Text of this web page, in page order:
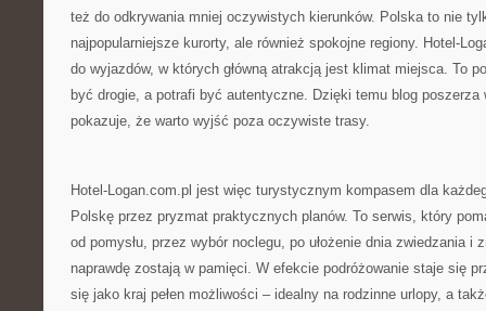
też do odkrywania mniej oczywistych kierunków. Polska to nie
najpopularniejsze kurorty, ale również spokojne regiony. Hotel-
do wyjazdów, w których główną atrakcją jest klimat miejsca. To
być drogie, a potrafi być autentyczne. Dzięki temu blog
pokazuje, że warto wyjść poza oczywiste trasy.
Hotel-Logan.com.pl jest więc turystycznym kompasem dla
Polskę przez pryzmat praktycznych planów. To serwis, który
od pomysłu, przez wybór noclegu, po ułożenie dnia zwiedzania i
naprawdę zostają w pamięci. W efekcie podróżowanie staje się
się jako kraj pełen możliwości – idealny na rodzinne urlopy, a